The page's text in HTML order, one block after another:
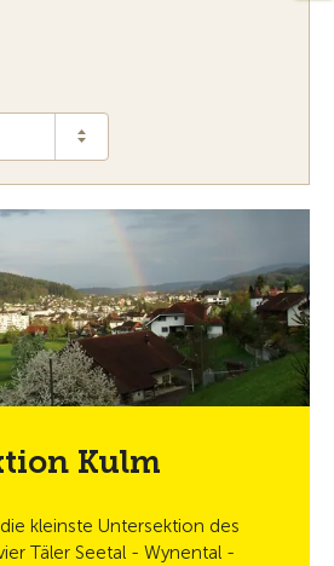
Kulm
kleinste Untersektion des
Täler Seetal - Wynental -